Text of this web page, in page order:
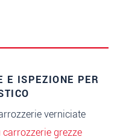
E ISPEZIONE PER
verniciate
grezze